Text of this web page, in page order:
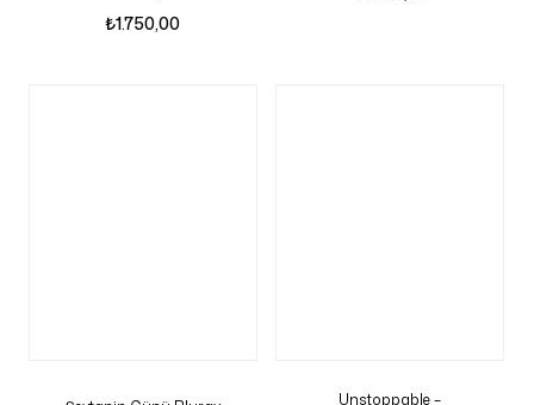
₺1.750,00
Unstoppable –